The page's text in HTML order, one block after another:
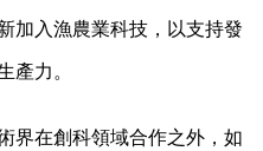
加入漁農業科技，以支持發
力。
界在創科領域合作之外，如